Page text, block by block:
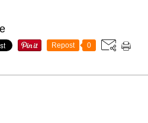
Repost 0